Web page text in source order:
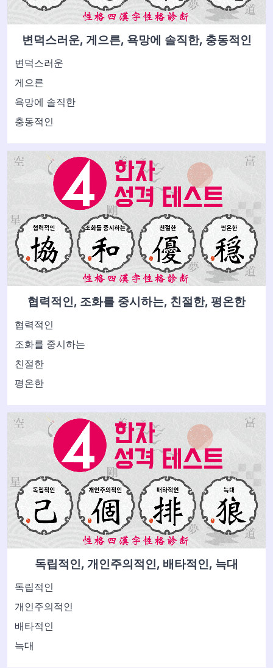
변덕스러운, 게으른, 욕망에 솔직한, 충동적인
변덕스러운
게으른
욕망에 솔직한
충동적인
협력적인, 조화를 중시하는, 친절한, 평온한
협력적인
조화를 중시하는
친절한
평온한
독립적인, 개인주의적인, 배타적인, 늑대
독립적인
개인주의적인
배타적인
늑대